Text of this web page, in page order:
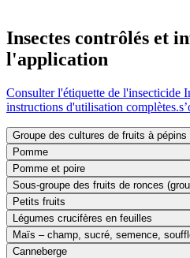
Insectes contrôlés et
l'application
Consulter l'étiquette de
instructions d'utilisation complètes.
Groupe des cultures de fruits à pépins
Pomme
Pomme et poire
Sous-groupe des fruits de ronces
Petits fruits
Légumes crucifères en feuilles
Maïs – champ, sucré, semence,
Canneberge